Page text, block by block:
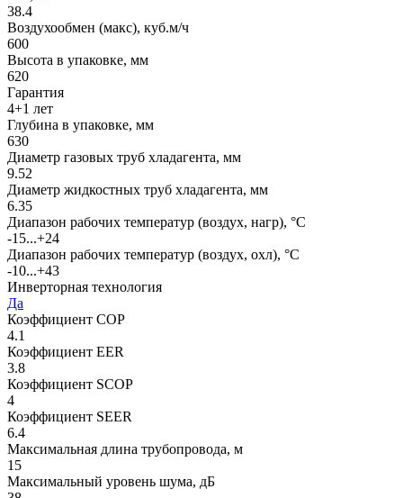
38.4
Воздухообмен (макс), куб.м/ч
600
Высота в упаковке, мм
620
Гарантия
4+1 лет
Глубина в упаковке, мм
630
Диаметр газовых труб хладагента, мм
9.52
Диаметр жидкостных труб хладагента, мм
6.35
Диапазон рабочих температур (воздух, нагр), °C
-15...+24
Диапазон рабочих температур (воздух, охл), °C
-10...+43
Инверторная технология
Да
Коэффициент COP
4.1
Коэффициент EER
3.8
Коэффициент SCOP
4
Коэффициент SEER
6.4
Максимальная длина трубопровода, м
15
Максимальный уровень шума, дБ